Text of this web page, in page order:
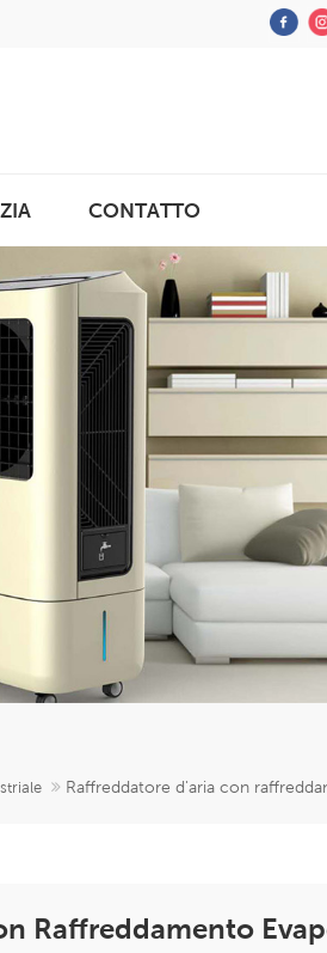
CONTATTO
Raffreddatore d'aria con
Raffreddamento